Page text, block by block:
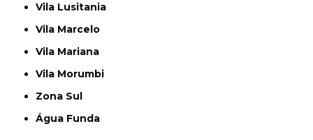
Vila Lusitania
Vila Marcelo
Vila Mariana
Vila Morumbi
Zona Sul
Água Funda